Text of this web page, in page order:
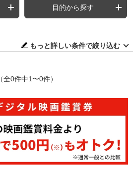
目的から探す
もっと詳しい条件で絞り込む
（全0件中1〜0件）